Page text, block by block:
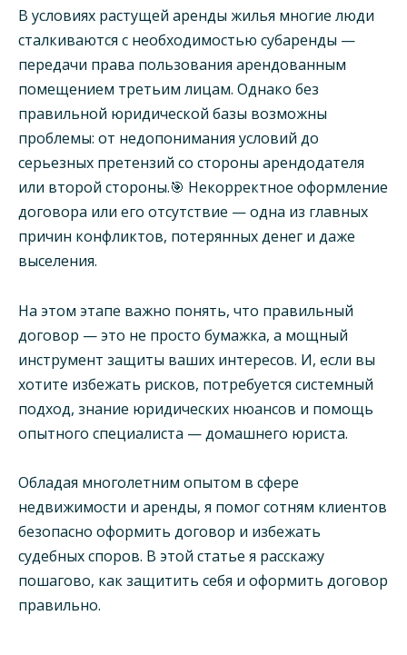
В условиях растущей аренды жилья многие люди
сталкиваются с необходимостью субаренды —
передачи права пользования арендованным
помещением третьим лицам. Однако без
правильной юридической базы возможны
проблемы: от недопонимания условий до
серьезных претензий со стороны арендодателя
или второй стороны.🎯 Некорректное оформление
договора или его отсутствие — одна из главных
причин конфликтов, потерянных денег и даже
выселения.
На этом этапе важно понять, что правильный
договор — это не просто бумажка, а мощный
инструмент защиты ваших интересов. И, если вы
хотите избежать рисков, потребуется системный
подход, знание юридических нюансов и помощь
опытного специалиста — домашнего юриста.
Обладая многолетним опытом в сфере
недвижимости и аренды, я помог сотням клиентов
безопасно оформить договор и избежать
судебных споров. В этой статье я расскажу
пошагово, как защитить себя и оформить договор
правильно.